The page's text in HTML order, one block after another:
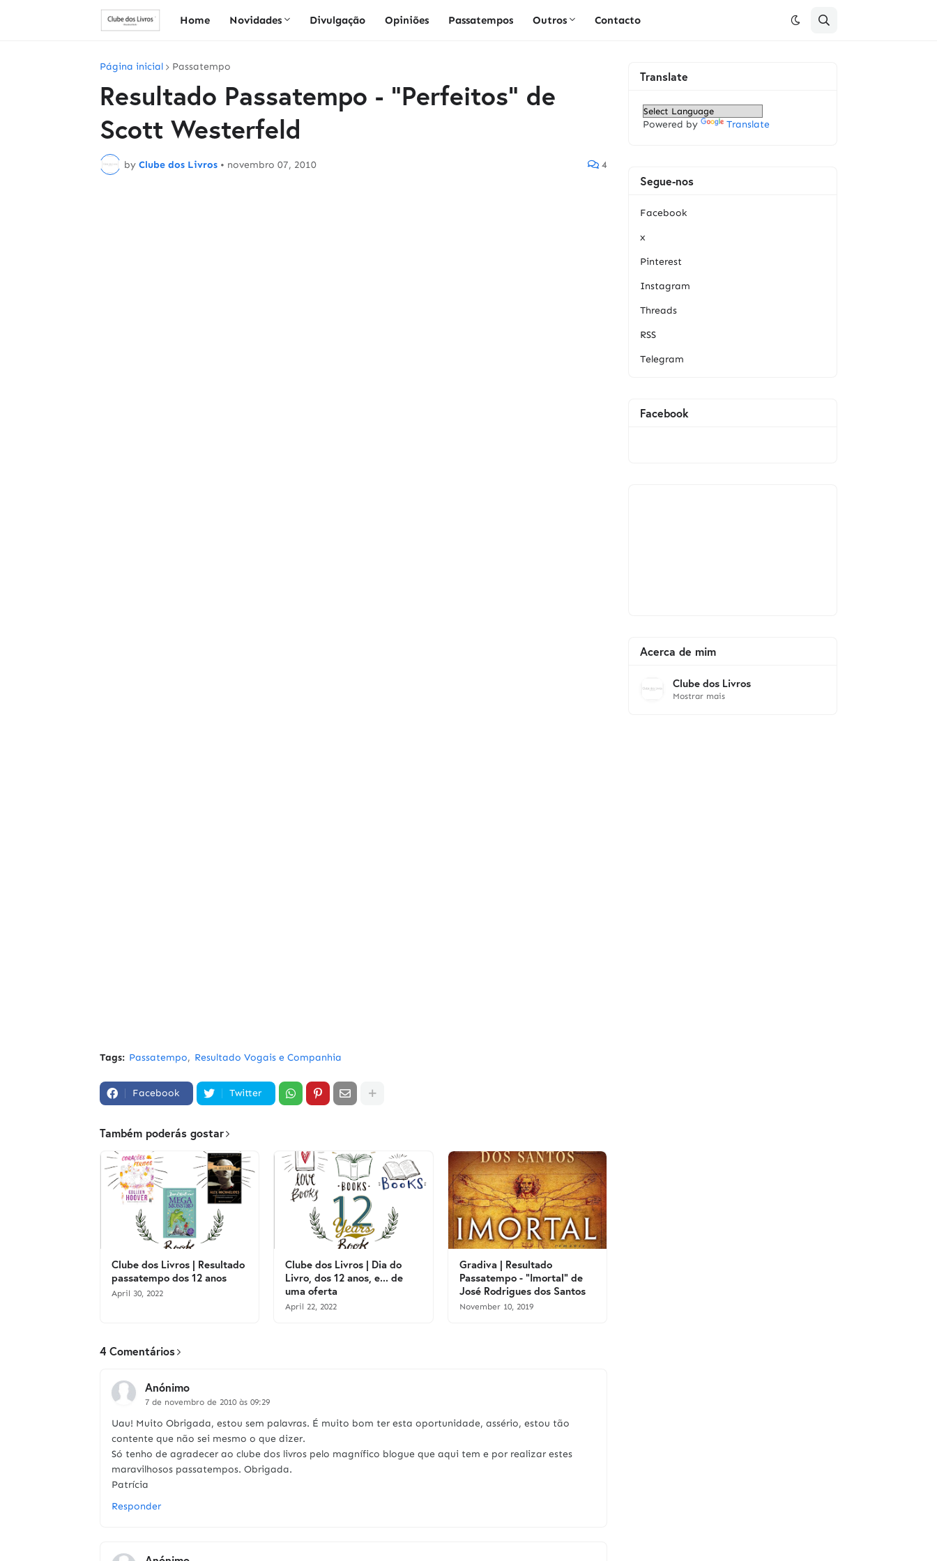
Home Novidades Divulgação Opiniões Passatempos Outros Contacto
Página inicial Passatempo
Resultado Passatempo - "Perfeitos" de
Scott Westerfeld
by Clube dos Livros • novembro 07, 2010 4
Tags: Passatempo Resultado Vogais e Companhia
Facebook Twitter
Também poderás gostar
Clube dos Livros | Resultado
passatempo dos 12 anos
April 30, 2022
Clube dos Livros | Dia do
Livro, dos 12 anos, e... de
uma oferta
April 22, 2022
Gradiva | Resultado
Passatempo - "Imortal" de
José Rodrigues dos Santos
November 10, 2019
4 Comentários
Anónimo
7 de novembro de 2010 às 09:29
Uau! Muito Obrigada, estou sem palavras. É muito bom ter esta oportunidade, assério, estou tão
contente que não sei mesmo o que dizer.
Só tenho de agradecer ao clube dos livros pelo magnífico blogue que aqui tem e por realizar estes
maravilhosos passatempos. Obrigada.
Patrícia
Responder
Translate
Powered by Translate
Segue-nos
Facebook
x
Pinterest
Instagram
Threads
RSS
Telegram
Facebook
Acerca de mim
Clube dos Livros
Mostrar mais